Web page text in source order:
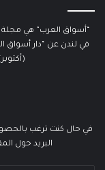
“أسواق العرب” هي مجلة
في لندن عن “دار أسواق
(أكتوبر) 2012. يرأس تحريرها كابي
في حال كنت ترغب بالحصول
البريد حول